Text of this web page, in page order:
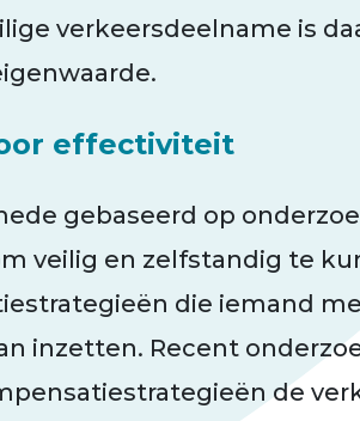
verkeersdeelname is
effectiviteit
gebaseerd op
veilig en zelfstandig te
die iemand
inzetten. Recent
de